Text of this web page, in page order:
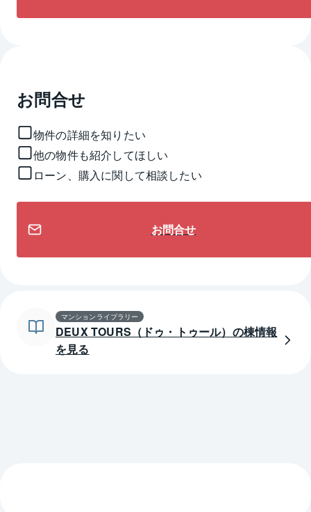
お問合せ
物件の詳細を知りたい
他の物件も紹介してほしい
ローン、購入に関して相談したい
お問合せ
マンションライブラリー
DEUX TOURS（ドゥ・トゥール）の棟情報
を見る